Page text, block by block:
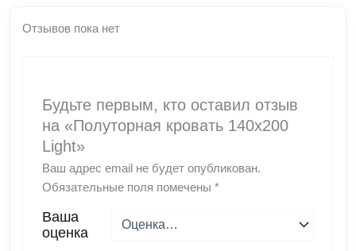
Отзывов пока нет
Будьте первым, кто оставил отзыв
на «Полуторная кровать 140х200
Light»
Ваш адрес email не будет опубликован.
Обязательные поля помечены *
Ваша
оценка